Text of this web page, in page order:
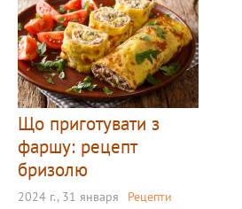
Що приготувати з
фаршу: рецепт
бризолю
2024 г., 31 января Рецепти